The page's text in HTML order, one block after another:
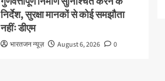
निर्देश, सुरक्षा मानकों से कोई समझौता
नहींः डीएम
भारतजन न्यूज़ August 6, 2026 0